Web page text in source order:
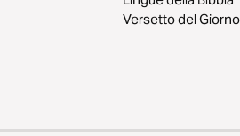
Versetto del Giorno